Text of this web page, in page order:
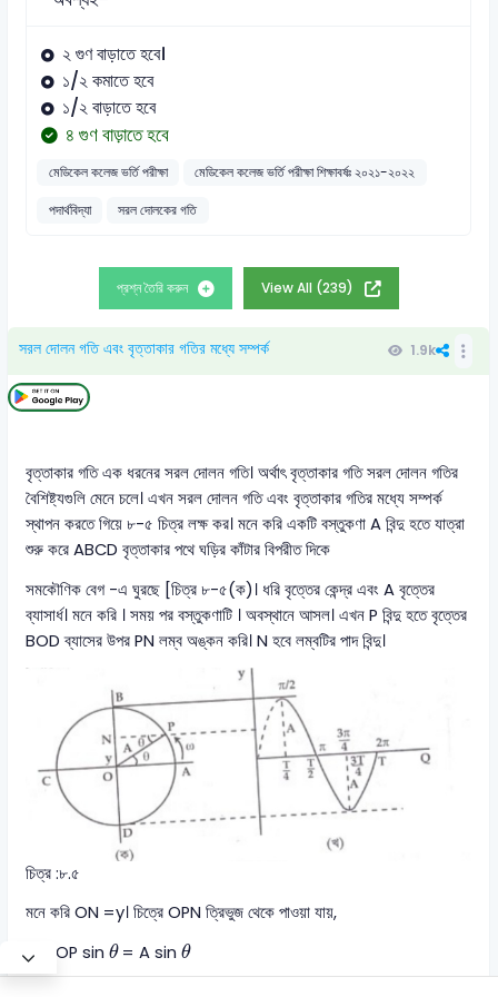
২ গুণ বাড়াতে হবে।
১/২ কমাতে হবে
১/২ বাড়াতে হবে
৪ গুণ বাড়াতে হবে
মেডিকেল কলেজ ভর্তি পরীক্ষা
মেডিকেল কলেজ ভর্তি পরীক্ষা শিক্ষাবর্ষঃ ২০২১-২০২২
পদার্থবিদ্যা
সরল দোলকের গতি
প্রশ্ন তৈরি করুন View All (239)
সরল দোলন গতি এবং বৃত্তাকার গতির মধ্যে সম্পর্ক 1.9k
বৃত্তাকার গতি এক ধরনের সরল দোলন গতি। অর্থাৎ বৃত্তাকার গতি সরল দোলন গতির
বৈশিষ্ট্যগুলি মেনে চলে। এখন সরল দোলন গতি এবং বৃত্তাকার গতির মধ্যে সম্পর্ক
স্থাপন করতে গিয়ে ৮-৫ চিত্র লক্ষ কর। মনে করি একটি বস্তুকণা A বিন্দু হতে যাত্রা
শুরু করে ABCD বৃত্তাকার পথে ঘড়ির কাঁটার বিপরীত দিকে
সমকৌণিক বেগ -এ ঘুরছে [চিত্র ৮-৫(ক)। ধরি বৃত্তের কেন্দ্র এবং A বৃত্তের
ব্যাসার্ধ। মনে করি । সময় পর বস্তুকণাটি । অবস্থানে আসল। এখন P বিন্দু হতে বৃত্তের
BOD ব্যাসের উপর PN লম্ব অঙ্কন করি। N হবে লম্বটির পাদ বিন্দু।
চিত্র :৮.৫
মনে করি ON =y। চিত্রে OPN ত্রিভুজ থেকে পাওয়া যায়,
y = OP sinθ
θ= A sinθ
θ
ωt